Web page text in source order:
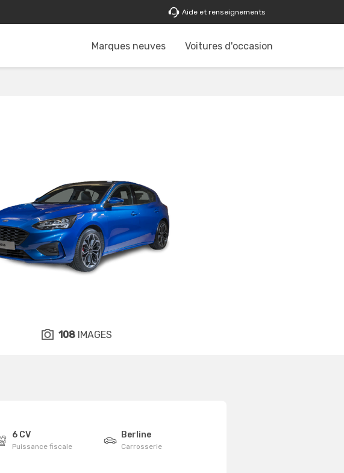
Aide et renseignements
Marques neuves Voitures d'occasion
108 IMAGES
6 CV
Puissance fiscale
Berline
Carrosserie